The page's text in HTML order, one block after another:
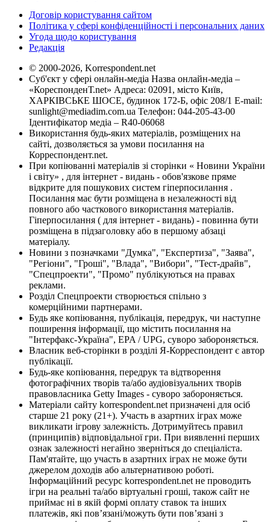
Договір користування сайтом
Політика у сфері конфіденційності і персональних даних
Угода щодо користування
Редакція
© 2000-2026, Korrespondent.net
Суб'єкт у сфері онлайн-медіа Назва онлайн-медіа –
«КореспонденТ.net» Адреса: 02091, місто Київ,
ХАРКІВСЬКЕ ШОСЕ, будинок 172-Б, офіс 208/1 E-mail:
sunlight@mediadim.com.ua Телефон: 044-205-43-00
Ідентифікатор медіа – R40-06068
Використання будь-яких матеріалів, розміщених на
сайті, дозволяється за умови посилання на
Корреспондент.net.
При копіюванні матеріалів зі сторінки « Новини України
і світу» , для інтернет - видань - обов'язкове пряме
відкрите для пошукових систем гіперпосилання .
Посилання має бути розміщена в незалежності від
повного або часткового використання матеріалів.
Гіперпосилання ( для інтернет - видань) - повинна бути
розміщена в підзаголовку або в першому абзаці
матеріалу.
Новини з позначками "Думка", "Експертиза", "Заява",
"Регіони", "Гроші", "Влада", "Вибори", "Тест-драйв",
"Спецпроекти", "Промо" публікуються на правах
реклами.
Розділ Спецпроекти створюється спільно з
комерційними партнерами.
Будь яке копіювання, публікація, передрук, чи наступне
поширення інформації, що містить посилання на
"Інтерфакс-Україна", EPA / UPG, суворо забороняється.
Власник веб-сторінки в розділі Я-Корреспондент є автор
публікації.
Будь-яке копіювання, передрук та відтворення
фотографічних творів та/або аудіовізуальних творів
правовласника Getty Images - суворо забороняється.
Матеріали сайту korrespondent.net призначені для осіб
старше 21 року (21+). Участь в азартних іграх може
викликати ігрову залежність. Дотримуйтесь правил
(принципів) відповідальної гри. При виявленні перших
ознак залежності негайно зверніться до спеціаліста.
Пам'ятайте, що участь в азартних іграх не може бути
джерелом доходів або альтернативою роботі.
Інформаційний ресурс korrespondent.net не проводить
ігри на реальні та/або віртуальні гроші, також сайт не
приймає ні в якій формі оплату ставок та інших
платежів, які пов’язані/можуть бути пов’язані з